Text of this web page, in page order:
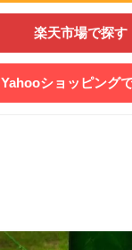
楽天市場で探す
Yahooショッピング